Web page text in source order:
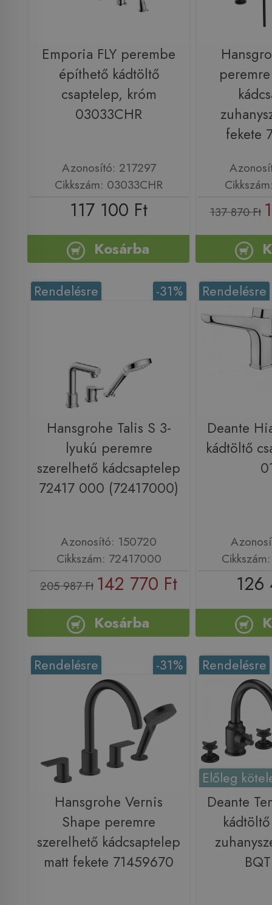
Emporia FLY perembe
építhető kádtöltő
csaptelep, króm
03033CHR
Azonosító: 217297
Cikkszám: 03033CHR
117 100 Ft
Kosárba
fekete
137 870 Ft
-31%
Rendelésre
Hansgrohe Talis S 3-
lyukú peremre
szerelhető kádcsaptelep
72417 000 (72417000)
Azonosító: 150720
Cikkszám: 72417000
205 987 Ft 142 770 Ft
Kosárba
Rendelésre
Deante
kádtöltő
126
-31%
Rendelésre
Hansgrohe Vernis
Shape peremre
szerelhető kádcsaptelep
matt fekete 71459670
Rendelésre
Előleg
Deante